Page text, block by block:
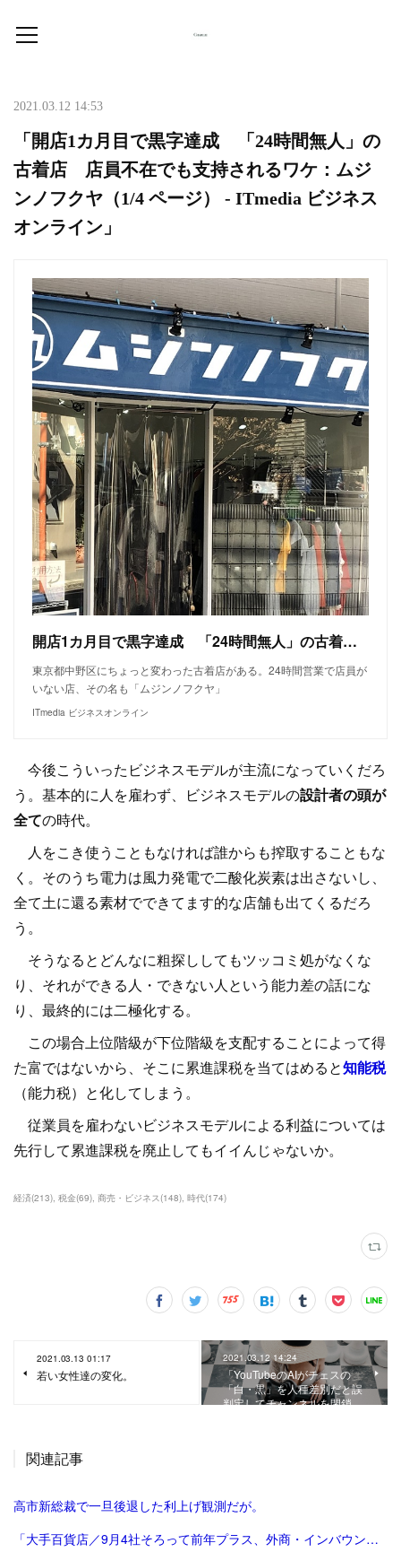
2021.03.12 14:53
「開店1カ月目で黒字達成 「24時間無人」の
古着店 店員不在でも支持されるワケ：ムジ
ンノフクヤ（1/4 ページ） - ITmedia ビジネス
オンライン」
開店1カ月目で黒字達成 「24時間無人」の古着店 店員不在でも支持されるワケ
東京都中野区にちょっと変わった古着店がある。24時間営業で店員が
いない店、その名も「ムジンノフクヤ」
ITmedia ビジネスオンライン
今後こういったビジネスモデルが主流になっていくだろ
う。基本的に人を雇わず、ビジネスモデルの設計者の頭が
全ての時代。
人をこき使うこともなければ誰からも搾取することもな
く。そのうち電力は風力発電で二酸化炭素は出さないし、
全て土に還る素材でできてます的な店舗も出てくるだろ
う。
そうなるとどんなに粗探ししてもツッコミ処がなくな
り、それができる人・できない人という能力差の話にな
り、最終的には二極化する。
この場合上位階級が下位階級を支配することによって得
た富ではないから、そこに累進課税を当てはめると知能税
（能力税）と化してしまう。
従業員を雇わないビジネスモデルによる利益については
先行して累進課税を廃止してもイイんじゃないか。
経済(213) 税金(69) 商売・ビジネス(148) 時代(174)
2021.03.13 01:17
若い女性達の変化。
2021.03.12 14:24
「YouTubeのAIがチェスの
「白・黒」を人種差別だと誤
判定してチャンネルを閉鎖…
関連記事
高市新総裁で一旦後退した利上げ観測だが。
「大手百貨店／9月4社そろって前年プラス、外商・インバウンド好調 | 流通ニュース」